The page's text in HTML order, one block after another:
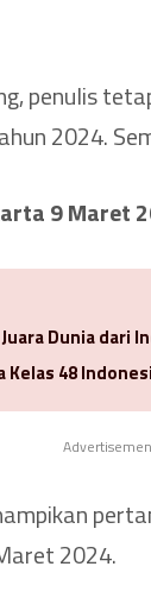
penulis
2024.
9 Maret
Dunia dari
Kelas 48
2024.